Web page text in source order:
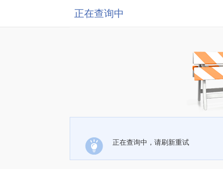
正在查询中
正在查询中，请刷新重试